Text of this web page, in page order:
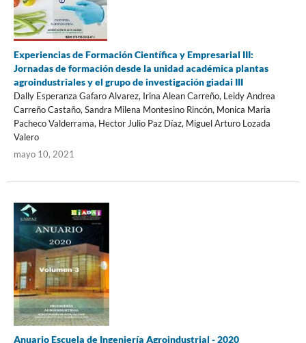
Experiencias de Formación Científica y Empresarial III:
Jornadas de formación desde la unidad académica plantas
agroindustriales y el grupo de investigación giadai III
Dally Esperanza Gafaro Alvarez, Irina Alean Carreño, Leidy Andrea
Carreño Castaño, Sandra Milena Montesino Rincón, Monica Maria
Pacheco Valderrama, Hector Julio Paz Díaz, Miguel Arturo Lozada
Valero
mayo 10, 2021
Anuario Escuela de Ingeniería Agroindustrial - 2020